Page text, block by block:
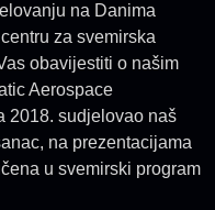
na Danima
za svemirska
obavijestiti o našim
Aerospace
2018. sudjelovao naš
na prezentacijama
u svemirski program